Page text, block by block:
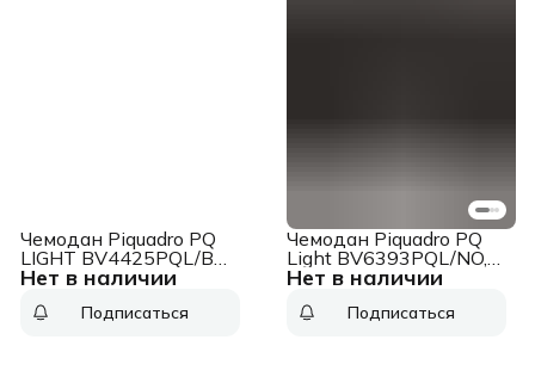
Нет в наличии
Чемодан Piquadro PQ
LIGHT BV4425PQL/BO
40x55x20 см 31л.
бургундиПодписаться
Нет в наличии
Чемодан Piquadro PQ
Light BV6393PQL/NO,
45 х 69 х 30 см, 3.75кг,
Подписаться